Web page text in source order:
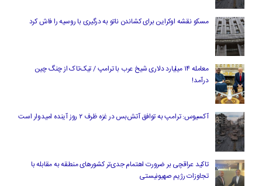
مسکو نقشه اوکراین برای کشاندن ناتو به درگیری با روسیه را فاش کرد
معامله ۱۴ میلیارد دلاری شیخ عرب با ترامپ / تیک‌تاک از چنگ چین
درآمد!
آکسیوس: ترامپ به توافق آتش‌بس در غزه ظرف ۲ روز آینده امیدوار است
تاکید عراقچی بر ضرورت اهتمام جدی‌تر کشورهای منطقه به مقابله با
تجاوزات رژیم صهیونیستی